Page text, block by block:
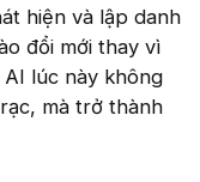
hiện và lập danh
đổi mới thay vì
lúc này không
mà trở thành